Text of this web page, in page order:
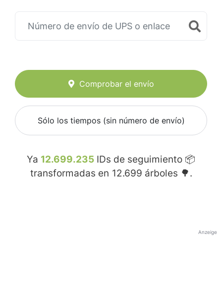
Comprobar el envío
Sólo los tiempos (sin número de envío)
Ya 12.699.235 IDs de seguimiento 📦
transformadas en 12.699 árboles 🌳.
Anzeige